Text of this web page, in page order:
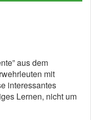
aus dem
mit
interessantes
Lernen, nicht um